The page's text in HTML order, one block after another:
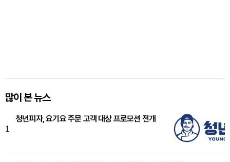
많이 본 뉴스
1
청년피자, 요기요 주문 고객 대상 프로모션 전개